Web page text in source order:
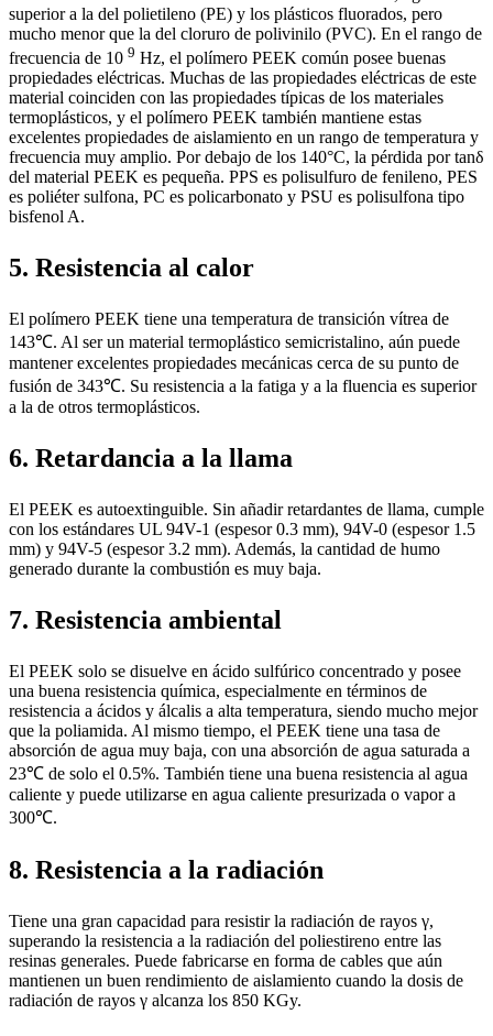
superior a la del polietileno (PE) y los plásticos fluorados, pero
mucho menor que la del cloruro de polivinilo (PVC). En el rango de
frecuencia de 10 9 Hz, el polímero PEEK común posee buenas
propiedades eléctricas. Muchas de las propiedades eléctricas de este
material coinciden con las propiedades típicas de los materiales
termoplásticos, y el polímero PEEK también mantiene estas
excelentes propiedades de aislamiento en un rango de temperatura y
frecuencia muy amplio. Por debajo de los 140°C, la pérdida por tanδ
del material PEEK es pequeña. PPS es polisulfuro de fenileno, PES
es poliéter sulfona, PC es policarbonato y PSU es polisulfona tipo
bisfenol A.
5. Resistencia al calor
El polímero PEEK tiene una temperatura de transición vítrea de
143℃. Al ser un material termoplástico semicristalino, aún puede
mantener excelentes propiedades mecánicas cerca de su punto de
fusión de 343℃. Su resistencia a la fatiga y a la fluencia es superior
a la de otros termoplásticos.
6. Retardancia a la llama
El PEEK es autoextinguible. Sin añadir retardantes de llama, cumple
con los estándares UL 94V-1 (espesor 0.3 mm), 94V-0 (espesor 1.5
mm) y 94V-5 (espesor 3.2 mm). Además, la cantidad de humo
generado durante la combustión es muy baja.
7. Resistencia ambiental
El PEEK solo se disuelve en ácido sulfúrico concentrado y posee
una buena resistencia química, especialmente en términos de
resistencia a ácidos y álcalis a alta temperatura, siendo mucho mejor
que la poliamida. Al mismo tiempo, el PEEK tiene una tasa de
absorción de agua muy baja, con una absorción de agua saturada a
23℃ de solo el 0.5%. También tiene una buena resistencia al agua
caliente y puede utilizarse en agua caliente presurizada o vapor a
300℃.
8. Resistencia a la radiación
Tiene una gran capacidad para resistir la radiación de rayos γ,
superando la resistencia a la radiación del poliestireno entre las
resinas generales. Puede fabricarse en forma de cables que aún
mantienen un buen rendimiento de aislamiento cuando la dosis de
radiación de rayos γ alcanza los 850 KGy.